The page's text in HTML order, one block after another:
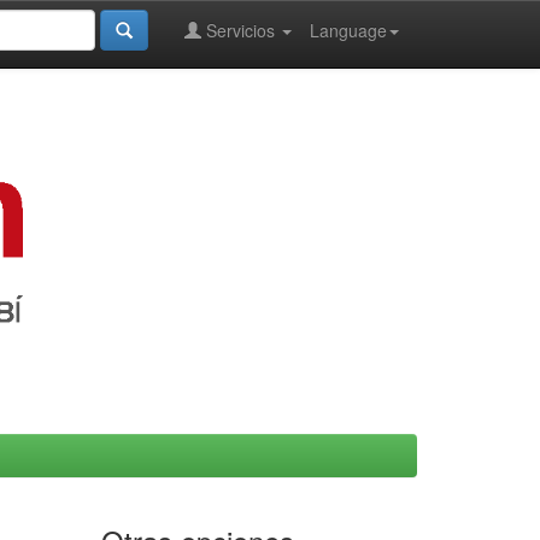
Language
Servicios